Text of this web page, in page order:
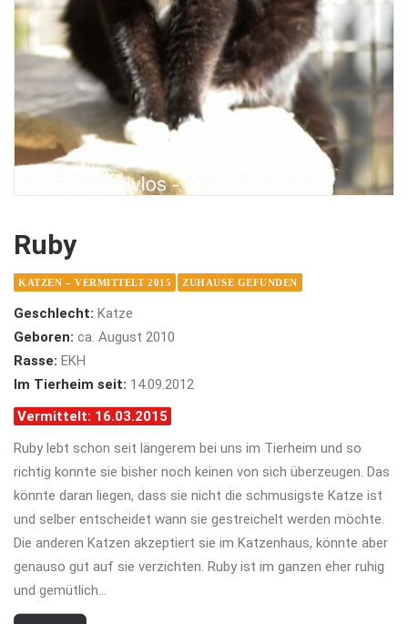
Ruby
KATZEN – VERMITTELT 2015 ZUHAUSE GEFUNDEN
Geschlecht: Katze
Geboren: ca. August 2010
Rasse: EKH
Im Tierheim seit: 14.09.2012
Vermittelt: 16.03.2015
Ruby lebt schon seit längerem bei uns im Tierheim und so
richtig konnte sie bisher noch keinen von sich überzeugen. Das
könnte daran liegen, dass sie nicht die schmusigste Katze ist
und selber entscheidet wann sie gestreichelt werden möchte.
Die anderen Katzen akzeptiert sie im Katzenhaus, könnte aber
genauso gut auf sie verzichten. Ruby ist im ganzen eher ruhig
und gemütlich…